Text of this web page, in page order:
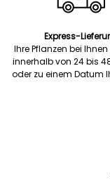
Express-
Ihre Pflanzen bei
innerhalb von 24 bis
oder zu einem Datum